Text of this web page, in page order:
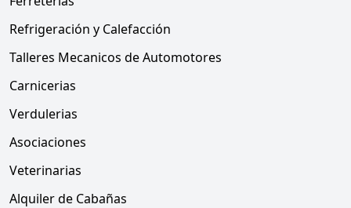
Refrigeración y Calefacción
Talleres Mecanicos de Automotores
Carnicerias
Verdulerias
Asociaciones
Veterinarias
Alquiler de Cabañas